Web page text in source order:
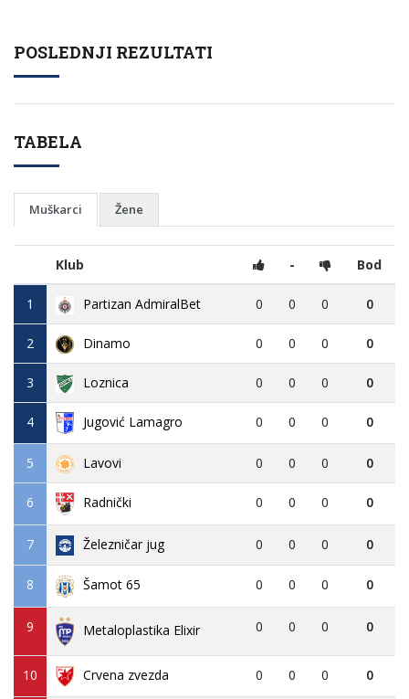
POSLEDNJI REZULTATI
TABELA
Muškarci Žene
Klub - Bod
1 Partizan AdmiralBet 0 0 0 0
2 Dinamo 0 0 0 0
3 Loznica 0 0 0 0
4 Jugović Lamagro 0 0 0 0
5 Lavovi 0 0 0 0
6 Radnički 0 0 0 0
7 Železničar jug 0 0 0 0
8 Šamot 65 0 0 0 0
9 Metaloplastika Elixir 0 0 0 0
10 Crvena zvezda 0 0 0 0